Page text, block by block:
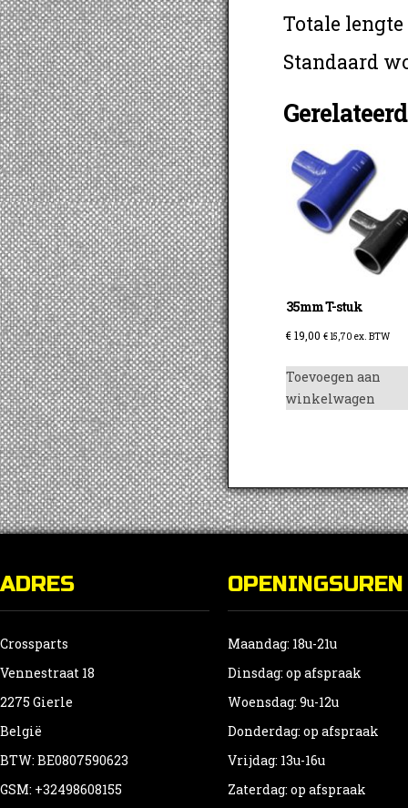
Totale
Standaard
35mm T-stuk
€19,00 € 15,70 ex. BTW
Toevoegen aan
winkelwagen
ADRES
Crossparts
Vennestraat 18
2275 Gierle
België
BTW: BE0807590623
GSM: +32498608155
OPENINGSUREN
Maandag: 18u-21u
Dinsdag: op afspraak
Woensdag: 9u-12u
Donderdag: op afspraak
Vrijdag: 13u-16u
Zaterdag: op afspraak